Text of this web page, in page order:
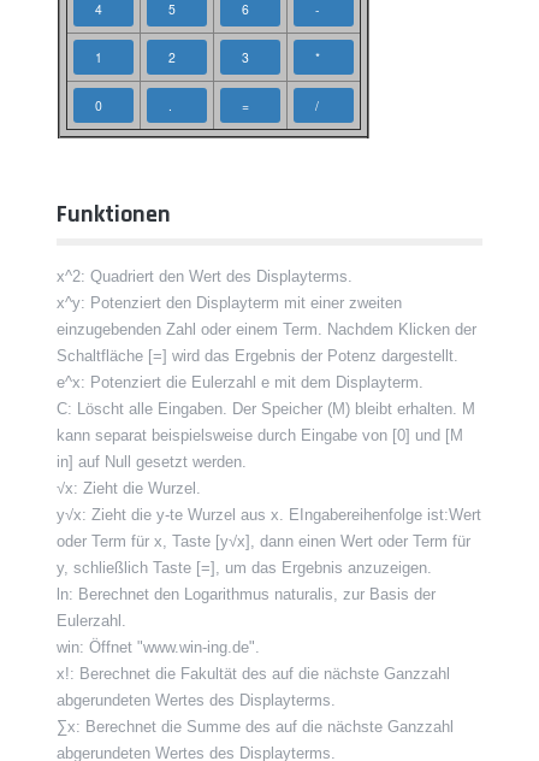
Funktionen
x^2: Quadriert den Wert des Displayterms.
x^y: Potenziert den Displayterm mit einer zweiten
einzugebenden Zahl oder einem Term. Nachdem Klicken der
Schaltfläche [=] wird das Ergebnis der Potenz dargestellt.
e^x: Potenziert die Eulerzahl e mit dem Displayterm.
C: Löscht alle Eingaben. Der Speicher (M) bleibt erhalten. M
kann separat beispielsweise durch Eingabe von [0] und [M
in] auf Null gesetzt werden.
√x: Zieht die Wurzel.
y√x: Zieht die y-te Wurzel aus x. EIngabereihenfolge ist:Wert
oder Term für x, Taste [y√x], dann einen Wert oder Term für
y, schließlich Taste [=], um das Ergebnis anzuzeigen.
ln: Berechnet den Logarithmus naturalis, zur Basis der
Eulerzahl.
win: Öffnet "www.win-ing.de".
x!: Berechnet die Fakultät des auf die nächste Ganzzahl
abgerundeten Wertes des Displayterms.
∑x: Berechnet die Summe des auf die nächste Ganzzahl
abgerundeten Wertes des Displayterms.